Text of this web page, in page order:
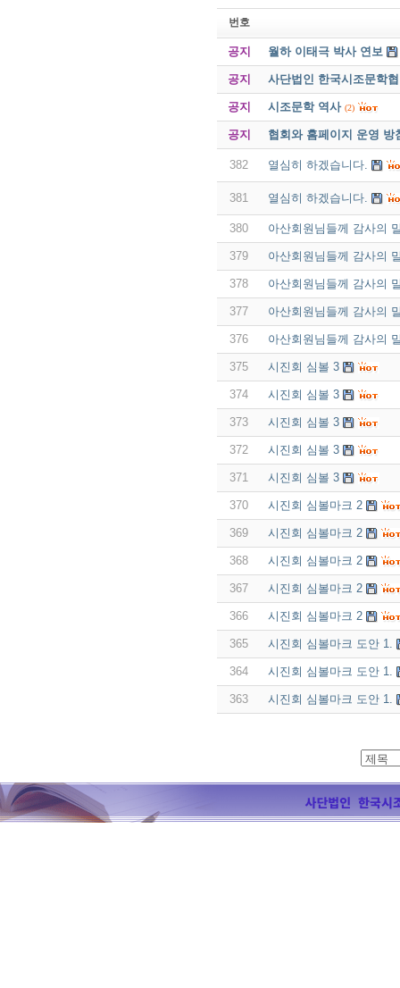
번호
공지 월하 이태극 박사 연보
공지 사단법인 한국시조문학
공지 시조문학 역사 (2)
공지 협회와 홈페이지 운영 방
382 열심히 하겠습니다.
381 열심히 하겠습니다.
380 아산회원님들께 감사의
379 아산회원님들께 감사의
378 아산회원님들께 감사의
377 아산회원님들께 감사의
376 아산회원님들께 감사의
375 시진회 심볼 3
374 시진회 심볼 3
373 시진회 심볼 3
372 시진회 심볼 3
371 시진회 심볼 3
370 시진회 심볼마크 2
369 시진회 심볼마크 2
368 시진회 심볼마크 2
367 시진회 심볼마크 2
366 시진회 심볼마크 2
365 시진회 심볼마크 도안 1.
364 시진회 심볼마크 도안 1.
363 시진회 심볼마크 도안 1.